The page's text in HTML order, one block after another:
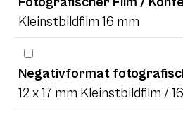
Kleinstbildfilm 16 mm
Negativformat
12 x 17 mm Kleinstbildfilm /